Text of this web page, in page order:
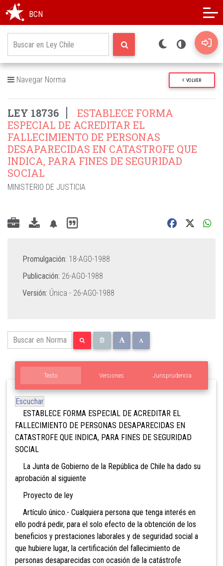
BCN
Navegar Norma VOLVER
LEY 18736
ESTABLECE FORMA
ESPECIAL DE ACREDITAR EL
FALLECIMIENTO DE PERSONAS
DESAPARECIDAS EN CATASTROFE QUE
INDICA, PARA FINES DE SEGURIDAD
SOCIAL
MINISTERIO DE JUSTICIA
Promulgación: 18-AGO-1988
Publicación: 26-AGO-1988
Versión: Única - 26-AGO-1988
Texto Versiones Jurisprudencia
Escuchar
ESTABLECE FORMA ESPECIAL DE ACREDITAR EL
FALLECIMIENTO DE PERSONAS DESAPARECIDAS EN
CATASTROFE QUE INDICA, PARA FINES DE SEGURIDAD
SOCIAL
La Junta de Gobierno de la República de Chile ha dado su
aprobación al siguiente
Proyecto de ley
Artículo único.- Cualquiera persona que tenga interés en
ello podrá pedir, para el solo efecto de la obtención de los
beneficios y prestaciones laborales y de seguridad social a
que hubiere lugar, la certificación del fallecimiento de
personas desaparecidas con ocasión de la catástrofe